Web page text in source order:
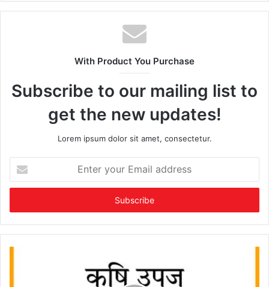
With Product You Purchase
Subscribe to our mailing list to
get the new updates!
Lorem ipsum dolor sit amet, consectetur.
your
Email